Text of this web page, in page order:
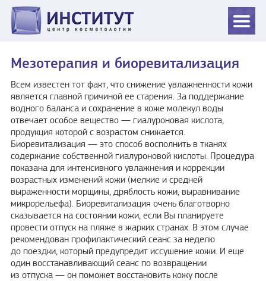
Мезотерапия и биоревитализация
Всем известен тот факт, что снижение увлажненности кожи
является главной причиной ее старения. За поддержание
водного баланса и сохранение в коже молекул воды
отвечает особое вещество — гиалуроновая кислота,
продукция которой с возрастом снижается.
Биоревитализация — это способ восполнить в тканях
содержание собственной гиалуроновой кислоты. Процедура
показана для интенсивного увлажнения и коррекции
возрастных изменений кожи (мелкие и средней
выраженности морщины, дряблость кожи, выравнивание
микрорельефа). Биоревитализация очень благотворно
сказывается на состоянии кожи, если Вы планируете
провести отпуск на пляже в жарких странах. В этом случае
рекомендован профилактический сеанс за неделю
до поездки, который предупредит иссушение кожи. И еще
один восстанавливающий сеанс по возвращении
из отпуска — он поможет восстановить кожу после